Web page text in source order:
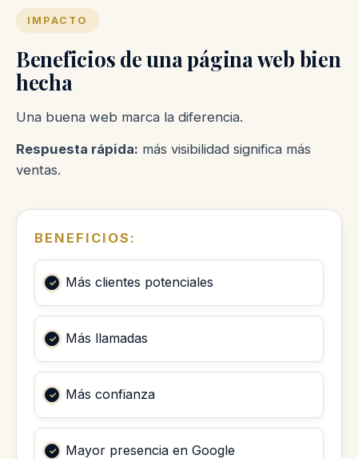
IMPACTO
Beneficios de una página web bien
hecha
Una buena web marca la diferencia.
Respuesta rápida: más visibilidad significa más
ventas.
BENEFICIOS:
Más clientes potenciales
Más llamadas
Más confianza
Mayor presencia en Google